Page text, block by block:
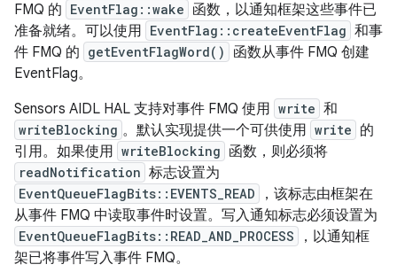
FMQ 的 EventFlag::wake 函数，以通知框架这些事件已
准备就绪。可以使用 EventFlag::createEventFlag 和事
件 FMQ 的 getEventFlagWord()
函数从事件 FMQ 创建
EventFlag。
Sensors AIDL HAL 支持对事件 FMQ 使用 write 和
writeBlocking 。默认实现提供一个可供使用 write 的
引用。如果使用 writeBlocking 函数，则必须将
readNotification 标志设置为
EventQueueFlagBits::EVENTS_READ
，该标志由框架在
从事件 FMQ 中读取事件时设置。写入通知标志必须设置为
EventQueueFlagBits::READ_AND_PROCESS
，以通知框
架已将事件写入事件 FMQ。